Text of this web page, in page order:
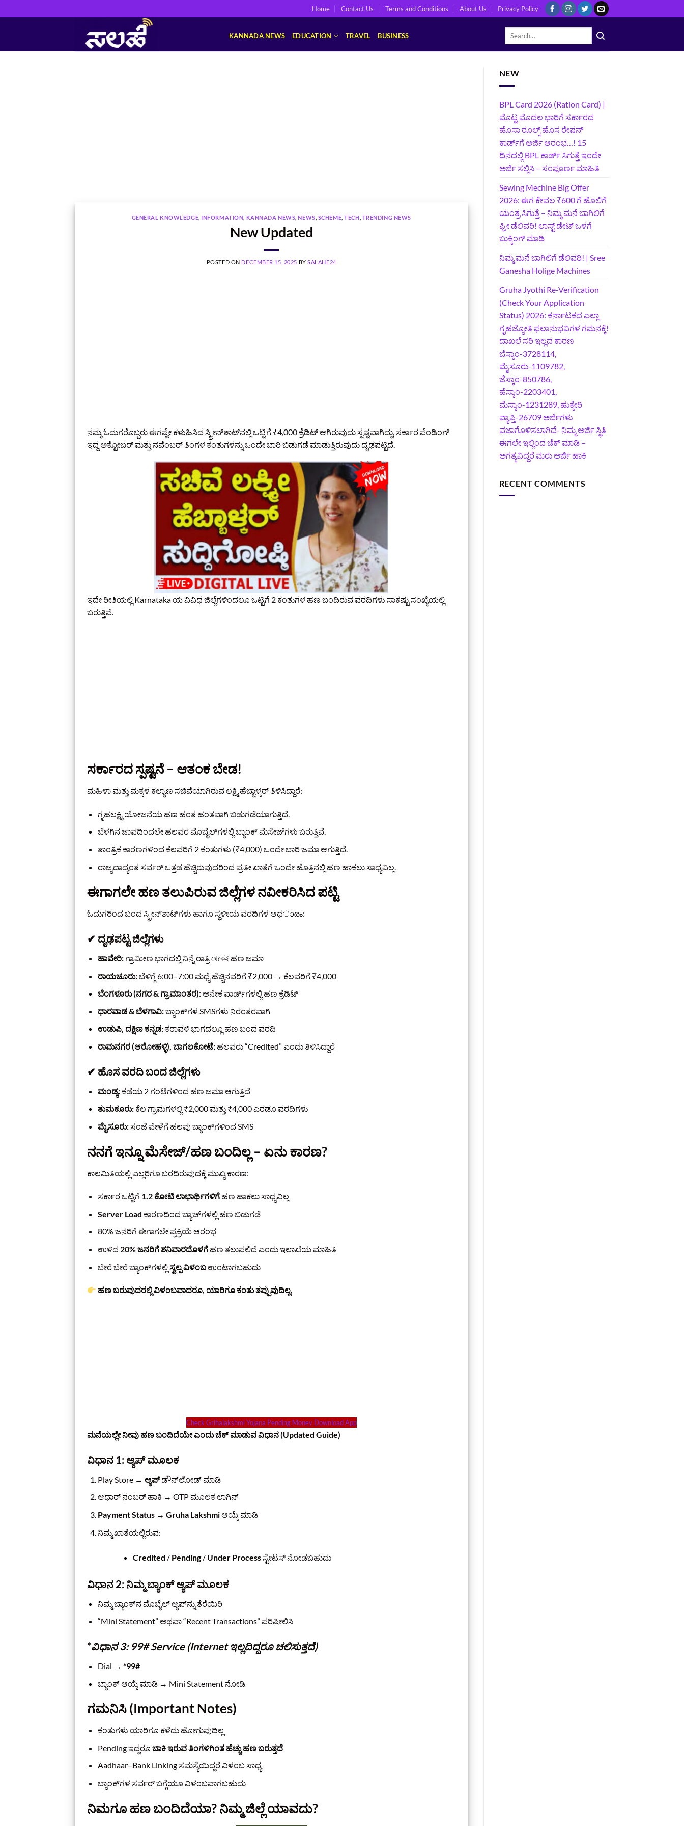
to
Home Contact Us Terms and Conditions About Us Privacy Policy
KANNADA NEWS EDUCATION TRAVEL BUSINESS
GENERAL KNOWLEDGE INFORMATION KANNADA NEWS ,NEWS SCHEME ,TECH TRENDING NEWS
New Updated
POSTED ON DECEMBER 15, 2025 BYSALAHE24
ನಮ್ಮ ಓದುಗರೊಬ್ಬರು ಈಗಷ್ಟೇ ಕಳುಹಿಸಿದ ಸ್ಕ್ರೀನ್‌ಶಾಟ್‌ನಲ್ಲಿ ಒಟ್ಟಿಗೆ ₹4,000 ಕ್ರೆಡಿಟ್ ಆಗಿರುವುದು ಸ್ಪಷ್ಟವಾಗಿದ್ದು, ಸರ್ಕಾರ ಪೆಂಡಿಂಗ್
ಇದ್ದ ಅಕ್ಟೋಬರ್ ಮತ್ತು ನವೆಂಬರ್ ತಿಂಗಳ ಕಂತುಗಳನ್ನು ಒಂದೇ ಬಾರಿ ಬಿಡುಗಡೆ ಮಾಡುತ್ತಿರುವುದು ದೃಢಪಟ್ಟಿದೆ.
ಇದೇ ರೀತಿಯಲ್ಲಿ Karnataka ಯ ವಿವಿಧ ಜಿಲ್ಲೆಗಳಿಂದಲೂ‌ ಒಟ್ಟಿಗೆ 2 ಕಂತುಗಳ ಹಣ ಬಂದಿರುವ ವರದಿಗಳು ಸಾಕಷ್ಟು ಸಂಖ್ಯೆಯಲ್ಲಿ
ಬರುತ್ತಿವೆ.
ಸರ್ಕಾರದ ಸ್ಪಷ್ಟನೆ – ಆತಂಕ ಬೇಡ!
ಮಹಿಳಾ ಮತ್ತು ಮಕ್ಕಳ ಕಲ್ಯಾಣ ಸಚಿವೆಯಾಗಿರುವ ಲಕ್ಷ್ಮಿ ಹೆಬ್ಬಾಳ್ಕರ್ ತಿಳಿಸಿದ್ದಾರೆ:
ಗೃಹಲಕ್ಷ್ಮಿ ಯೋಜನೆಯ ಹಣ ಹಂತ ಹಂತವಾಗಿ ಬಿಡುಗಡೆಯಾಗುತ್ತಿದೆ.
ಬೆಳಗಿನ ಜಾವದಿಂದಲೇ ಹಲವರ ಮೊಬೈಲ್‌ಗಳಲ್ಲಿ ಬ್ಯಾಂಕ್ ಮೆಸೇಜ್‌ಗಳು ಬರುತ್ತಿವೆ.
ತಾಂತ್ರಿಕ ಕಾರಣಗಳಿಂದ ಕೆಲವರಿಗೆ 2 ಕಂತುಗಳು (₹4,000) ಒಂದೇ ಬಾರಿ ಜಮಾ ಆಗುತ್ತಿದೆ.
ರಾಜ್ಯದಾದ್ಯಂತ ಸರ್ವರ್ ಒತ್ತಡ ಹೆಚ್ಚಿರುವುದರಿಂದ ಪ್ರತೀ ಖಾತೆಗೆ ಒಂದೇ ಹೊತ್ತಿನಲ್ಲಿ ಹಣ ಹಾಕಲು ಸಾಧ್ಯವಿಲ್ಲ.
ಈಗಾಗಲೇ ಹಣ ತಲುಪಿರುವ ಜಿಲ್ಲೆಗಳ ನವೀಕರಿಸಿದ ಪಟ್ಟಿ
ಓದುಗರಿಂದ ಬಂದ ಸ್ಕ್ರೀನ್‌ಶಾಟ್‌ಗಳು ಹಾಗೂ ಸ್ಥಳೀಯ ವರದಿಗಳ ಆಧാരം:
✔ ದೃಢಪಟ್ಟ ಜಿಲ್ಲೆಗಳು
ಹಾವೇರಿ:ಗ್ರಾಮೀಣ ಭಾಗದಲ್ಲಿ ನಿನ್ನೆ ರಾತ್ರಿ থেকেই ಹಣ ಜಮಾ
ರಾಯಚೂರು:ಬೆಳಿಗ್ಗೆ 6:00–7:00 ಮಧ್ಯೆ ಹೆಚ್ಚಿನವರಿಗೆ ₹2,000 → ಕೆಲವರಿಗೆ ₹4,000
ಬೆಂಗಳೂರು (ನಗರ & ಗ್ರಾಮಾಂತರ):ಅನೇಕ ವಾರ್ಡ್‌ಗಳಲ್ಲಿ ಹಣ ಕ್ರೆಡಿಟ್
ಧಾರವಾಡ & ಬೆಳಗಾವಿ:ಬ್ಯಾಂಕ್‌ಗಳ SMSಗಳು ನಿರಂತರವಾಗಿ
ಉಡುಪಿ, ದಕ್ಷಿಣ ಕನ್ನಡ:ಕರಾವಳಿ ಭಾಗದಲ್ಲೂ ಹಣ ಬಂದ ವರದಿ
ರಾಮನಗರ (ಆರೋಹಳ್ಳಿ), ಬಾಗಲಕೋಟೆ:ಹಲವರು “Credited” ಎಂದು ತಿಳಿಸಿದ್ದಾರೆ
✔ ಹೊಸ ವರದಿ ಬಂದ ಜಿಲ್ಲೆಗಳು
ಮಂಡ್ಯ:ಕಡೆಯ 2 ಗಂಟೆಗಳಿಂದ ಹಣ ಜಮಾ ಆಗುತ್ತಿದೆ
ತುಮಕೂರು:ಕೆಲ ಗ್ರಾಮಗಳಲ್ಲಿ ₹2,000 ಮತ್ತು ₹4,000 ಎರಡೂ ವರದಿಗಳು
ಮೈಸೂರು:ಸಂಜೆ ವೇಳೆಗೆ ಹಲವು ಬ್ಯಾಂಕ್‌ಗಳಿಂದ SMS
ನನಗೆ ಇನ್ನೂ ಮೆಸೇಜ್/ಹಣ ಬಂದಿಲ್ಲ – ಏನು ಕಾರಣ?
ಕಾಲಮಿತಿಯಲ್ಲಿ ಎಲ್ಲರಿಗೂ ಬರದಿರುವುದಕ್ಕೆ ಮುಖ್ಯ ಕಾರಣ:
ಸರ್ಕಾರ ಒಟ್ಟಿಗೆ 1.2 ಕೋಟಿ ಲಾಭಾರ್ಥಿಗಳಿಗೆಹಣ ಹಾಕಲು ಸಾಧ್ಯವಿಲ್ಲ
Server Load ಕಾರಣದಿಂದ ಬ್ಯಾಚ್‌ಗಳಲ್ಲಿ ಹಣ ಬಿಡುಗಡೆ
80% ಜನರಿಗೆ ಈಗಾಗಲೇ ಪ್ರಕ್ರಿಯೆ ಆರಂಭ
ಉಳಿದ 20% ಜನರಿಗೆ ಶನಿವಾರದೊಳಗೆಹಣ ತಲುಪಲಿದೆ ಎಂದು ಇಲಾಖೆಯ ಮಾಹಿತಿ
ಬೇರೆ ಬೇರೆ ಬ್ಯಾಂಕ್‌ಗಳಲ್ಲಿ ಸ್ವಲ್ಪ ವಿಳಂಬಉಂಟಾಗಬಹುದು
ಹಣ ಬರುವುದರಲ್ಲಿ ವಿಳಂಬವಾದರೂ, ಯಾರಿಗೂ ಕಂತು ತಪ್ಪುವುದಿಲ್ಲ.
Check Grihalakshmi Yojana Pending Money Download App
ಮನೆಯಲ್ಲೇ ನೀವು ಹಣ ಬಂದಿದೆಯೇ ಎಂದು ಚೆಕ್ ಮಾಡುವ ವಿಧಾನ (Updated Guide)
ವಿಧಾನ 1: ಆ್ಯಪ್ ಮೂಲಕ
Play Store → ಆ್ಯಪ್ಡೌನ್‌ಲೋಡ್ ಮಾಡಿ
ಆಧಾರ್ ನಂಬರ್ ಹಾಕಿ → OTP ಮೂಲಕ ಲಾಗಿನ್
Payment Status → Gruha Lakshmiಆಯ್ಕೆ ಮಾಡಿ
ನಿಮ್ಮ ಖಾತೆಯಲ್ಲಿರುವ:
Credited / Pending/ Under Processಸ್ಟೇಟಸ್ ನೋಡಬಹುದು
ವಿಧಾನ 2: ನಿಮ್ಮ ಬ್ಯಾಂಕ್ ಆ್ಯಪ್ ಮೂಲಕ
ನಿಮ್ಮ ಬ್ಯಾಂಕ್‌ನ ಮೊಬೈಲ್ ಆ್ಯಪ್‌ನ್ನು ತೆರೆಯಿರಿ
“Mini Statement” ಅಥವಾ “Recent Transactions” ಪರಿಷೀಲಿಸಿ
*ವಿಧಾನ 3: 99# Service (Internet ಇಲ್ಲದಿದ್ದರೂ ಚಲಿಸುತ್ತದೆ)
Dial → *99#
ಬ್ಯಾಂಕ್ ಆಯ್ಕೆ ಮಾಡಿ → Mini Statement ನೋಡಿ
ಗಮನಿಸಿ (Important Notes)
ಕಂತುಗಳು ಯಾರಿಗೂ ಕಳೆದು ಹೋಗುವುದಿಲ್ಲ
Pending ಇದ್ದರೂ ಬಾಕಿ ಇರುವ ತಿಂಗಳಿಗಿಂತ ಹೆಚ್ಚು ಹಣ ಬರುತ್ತದೆ
Aadhaar–Bank Linking ಸಮಸ್ಯೆಯಿದ್ದರೆ ವಿಳಂಬ ಸಾಧ್ಯ
ಬ್ಯಾಂಕ್‌ಗಳ ಸರ್ವರ್ ಬಗ್ಗೆಯೂ ವಿಳಂಬವಾಗಬಹುದು
ನಿಮಗೂ ಹಣ ಬಂದಿದೆಯಾ? ನಿಮ್ಮ ಜಿಲ್ಲೆ ಯಾವದು?
NEW
BPL Card 2026 (Ration Card) |
ಮೊಟ್ಟ ಮೊದಲ ಭಾರಿಗೆ ಸರ್ಕಾರದ
ಹೊಸಾ ರೂಲ್ಸ್ ಹೊಸ ರೇಷನ್
ಕಾರ್ಡ್‌ಗೆ ಅರ್ಜಿ ಆರಂಭ…! 15
ದಿನದಲ್ಲಿ BPL ಕಾರ್ಡ್ ಸಿಗುತ್ತೆ ಇಂದೇ
ಅರ್ಜಿ ಸಲ್ಲಿಸಿ – ಸಂಪೂರ್ಣ ಮಾಹಿತಿ
Sewing Mechine Big Offer
2026: ಈಗ ಕೇವಲ ₹600 ಗೆ ಹೊಲಿಗೆ
ಯಂತ್ರ ಸಿಗುತ್ತೆ – ನಿಮ್ಮ ಮನೆ ಬಾಗಿಲಿಗೆ‍
ಫ್ರೀ ಡೆಲಿವರಿ! ಲಾಸ್ಟ್‌ ಡೇಟ್‌ ಒಳಗೆ
ಬುಕ್ಕಿಂಗ್‌ ಮಾಡಿ
ನಿಮ್ಮ ಮನೆ ಬಾಗಿಲಿಗೆ ಡೆಲಿವರಿ! | Sree
Ganesha Holige Machines
Gruha Jyothi Re-Verification
(Check Your Application
Status) 2026: ಕರ್ನಾಟಕದ ಎಲ್ಲಾ
ಗೃಹಜ್ಯೋತಿ ಫಲಾನುಭವಿಗಳ ಗಮನಕ್ಕೆ!
ದಾಖಲೆ ಸರಿ ಇಲ್ಲದ ಕಾರಣ
ಬೆಸ್ಕಾಂ-3728114,
ಮೈಸೂರು-1109782,
ಜೆಸ್ಕಾಂ-850786,
ಹೆಸ್ಕಾಂ-2203401,
ಮೆಸ್ಕಾಂ-1231289, ಹುಕ್ಕೇರಿ
ವ್ಯಾಪ್ತಿ-26709 ಅರ್ಜಿಗಳು
ವಜಾಗೊಳಿಸಲಾಗಿದೆ- ನಿಮ್ಮ ಅರ್ಜಿ ಸ್ಥಿತಿ
ಈಗಲೇ ಇಲ್ಲಿಂದ ಚೆಕ್ ಮಾಡಿ –
ಅಗತ್ಯವಿದ್ದರೆ ಮರು ಅರ್ಜಿ ಹಾಕಿ
RECENT COMMENTS